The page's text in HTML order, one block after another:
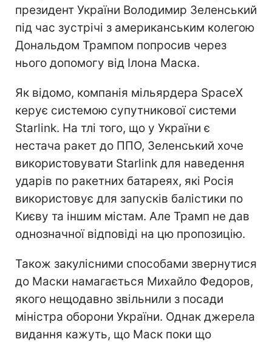
президент України Володимир Зеленський
під час зустрічі з американським колегою
Дональдом Трампом попросив через
нього допомогу від Ілона Маска.
Як відомо, компанія мільярдера SpaceX
керує системою супутникової системи
Starlink. На тлі того, що у України є
нестача ракет до ППО, Зеленський хоче
використовувати Starlink для наведення
ударів по ракетних батареях, які Росія
використовує для запусків балістики по
Києву та іншим містам. Але Трамп не дав
однозначної відповіді на цю пропозицію.
Також закулісними способами звернутися
до Маски намагається Михайло Федоров,
якого нещодавно звільнили з посади
міністра оборони України. Однак джерела
видання кажуть, що Маск поки що